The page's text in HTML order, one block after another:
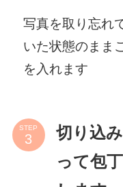
写真を取り忘れ
いた状態のまま
を入れます
STEP
切り込
って包